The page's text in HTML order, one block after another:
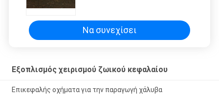
Να συνεχίσει
Εξοπλισμός χειρισμού ζωικού κεφαλαίου
Επικεφαλής οχήματα για την παραγωγή χάλυβα